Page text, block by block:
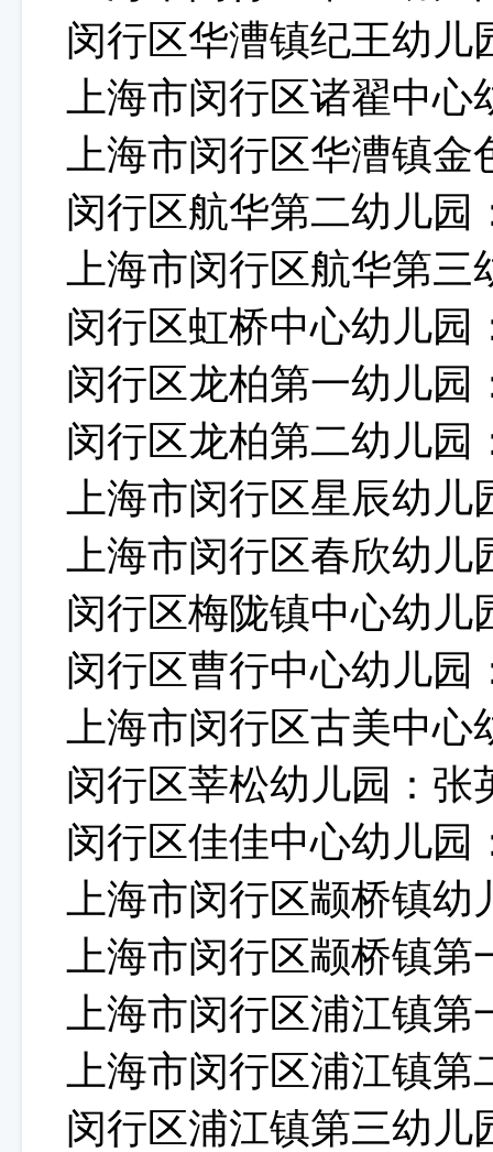
闵行区华漕镇纪王幼儿
上海市闵行区诸翟中
上海市闵行区华漕镇
闵行区航华第二幼儿园
上海市闵行区航华第
闵行区虹桥中心幼儿园
闵行区龙柏第一幼儿园
闵行区龙柏第二幼儿园
上海市闵行区星辰幼儿
上海市闵行区春欣幼儿
闵行区梅陇镇中心幼儿
闵行区曹行中心幼儿园
上海市闵行区古美中
闵行区莘松幼儿园：张
闵行区佳佳中心幼儿园
上海市闵行区颛桥镇幼
上海市闵行区颛桥镇
上海市闵行区浦江镇
上海市闵行区浦江镇
闵行区浦江镇第三幼儿